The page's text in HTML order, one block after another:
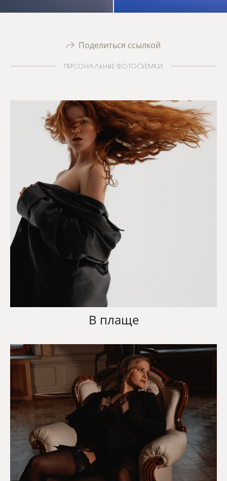
Поделиться ссылкой
ПЕРСОНАЛЬНЫЕ ФОТОСЪЁМКИ
В плаще